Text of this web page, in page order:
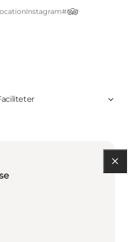
Instagram#
TripAdvisor